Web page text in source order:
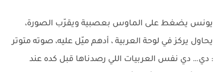
يونس يضغط على الماوس بعصبية ويقرّب الصورة،
يحاول يركز في لوحة العربية ، أدهم ميّل عليه، صوته متوتر
: دي… دي نفس العربيات اللي رصدناها قبل كده عند